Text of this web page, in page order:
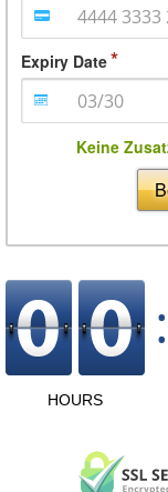
Expiry Date
Keine